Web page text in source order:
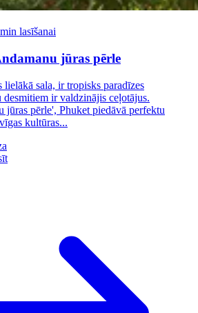
lasīšanai
jūras pērle
lielākā sala, ir tropisks paradīzes
desmitiem ir valdzinājis ceļotājus.
jūras pērle', Phuket piedāvā perfektu
kultūras...